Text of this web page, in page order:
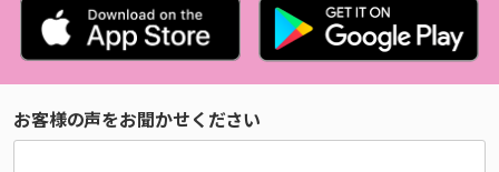
お客様の声をお聞かせください